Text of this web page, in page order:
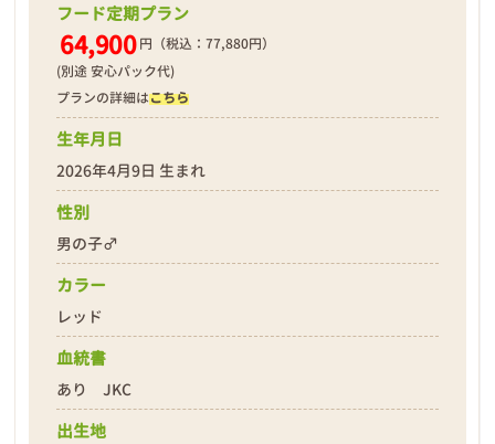
❮ ❯
フード定期プラン
64,900 円（税込：77,880円）
(別途 安心パック代)
プランの詳細はこちら
生年月日
2026年4月9日 生まれ
性別
男の子♂
カラー
レッド
血統書
あり JKC
出生地